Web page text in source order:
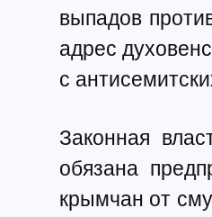
выпадов
адрес
с
Законная
обязана
крымчан от